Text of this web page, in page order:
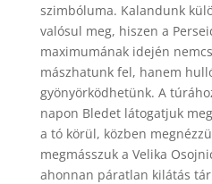
szimbóluma. Kalandunk
valósul meg, hiszen a
maximumának idején
mászhatunk fel, hanem
gyönyörködhetünk. A
napon Bledet látogatjuk
a tó körül, közben
megmásszuk a Velika
ahonnan páratlan kilátás